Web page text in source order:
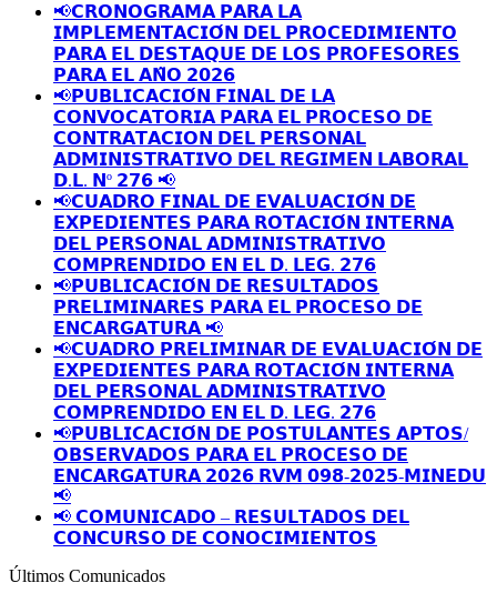
📢𝗖𝗥𝗢𝗡𝗢𝗚𝗥𝗔𝗠𝗔 𝗣𝗔𝗥𝗔 𝗟𝗔
𝗜𝗠𝗣𝗟𝗘𝗠𝗘𝗡𝗧𝗔𝗖𝗜𝗢́𝗡 𝗗𝗘𝗟 𝗣𝗥𝗢𝗖𝗘𝗗𝗜𝗠𝗜𝗘𝗡𝗧𝗢
𝗣𝗔𝗥𝗔 𝗘𝗟 𝗗𝗘𝗦𝗧𝗔𝗤𝗨𝗘 𝗗𝗘 𝗟𝗢𝗦 𝗣𝗥𝗢𝗙𝗘𝗦𝗢𝗥𝗘𝗦
𝗣𝗔𝗥𝗔 𝗘𝗟 𝗔𝗡̃𝗢 𝟮𝟬𝟮𝟲
📢𝗣𝗨𝗕𝗟𝗜𝗖𝗔𝗖𝗜𝗢́𝗡 𝗙𝗜𝗡𝗔𝗟 𝗗𝗘 𝗟𝗔
𝗖𝗢𝗡𝗩𝗢𝗖𝗔𝗧𝗢𝗥𝗜𝗔 𝗣𝗔𝗥𝗔 𝗘𝗟 𝗣𝗥𝗢𝗖𝗘𝗦𝗢 𝗗𝗘
𝗖𝗢𝗡𝗧𝗥𝗔𝗧𝗔𝗖𝗜𝗢𝗡 𝗗𝗘𝗟 𝗣𝗘𝗥𝗦𝗢𝗡𝗔𝗟
𝗔𝗗𝗠𝗜𝗡𝗜𝗦𝗧𝗥𝗔𝗧𝗜𝗩𝗢 𝗗𝗘𝗟 𝗥𝗘𝗚𝗜𝗠𝗘𝗡 𝗟𝗔𝗕𝗢𝗥𝗔𝗟
𝗗.𝗟. 𝗡º 𝟮𝟳𝟲 📢
📢𝗖𝗨𝗔𝗗𝗥𝗢 𝗙𝗜𝗡𝗔𝗟 𝗗𝗘 𝗘𝗩𝗔𝗟𝗨𝗔𝗖𝗜𝗢́𝗡 𝗗𝗘
𝗘𝗫𝗣𝗘𝗗𝗜𝗘𝗡𝗧𝗘𝗦 𝗣𝗔𝗥𝗔 𝗥𝗢𝗧𝗔𝗖𝗜𝗢́𝗡 𝗜𝗡𝗧𝗘𝗥𝗡𝗔
𝗗𝗘𝗟 𝗣𝗘𝗥𝗦𝗢𝗡𝗔𝗟 𝗔𝗗𝗠𝗜𝗡𝗜𝗦𝗧𝗥𝗔𝗧𝗜𝗩𝗢
𝗖𝗢𝗠𝗣𝗥𝗘𝗡𝗗𝗜𝗗𝗢 𝗘𝗡 𝗘𝗟 𝗗. 𝗟𝗘𝗚. 𝟮𝟳𝟲
📢𝗣𝗨𝗕𝗟𝗜𝗖𝗔𝗖𝗜𝗢́𝗡 𝗗𝗘 𝗥𝗘𝗦𝗨𝗟𝗧𝗔𝗗𝗢𝗦
𝗣𝗥𝗘𝗟𝗜𝗠𝗜𝗡𝗔𝗥𝗘𝗦 𝗣𝗔𝗥𝗔 𝗘𝗟 𝗣𝗥𝗢𝗖𝗘𝗦𝗢 𝗗𝗘
𝗘𝗡𝗖𝗔𝗥𝗚𝗔𝗧𝗨𝗥𝗔 📢
📢𝗖𝗨𝗔𝗗𝗥𝗢 𝗣𝗥𝗘𝗟𝗜𝗠𝗜𝗡𝗔𝗥 𝗗𝗘 𝗘𝗩𝗔𝗟𝗨𝗔𝗖𝗜𝗢́𝗡 𝗗𝗘
𝗘𝗫𝗣𝗘𝗗𝗜𝗘𝗡𝗧𝗘𝗦 𝗣𝗔𝗥𝗔 𝗥𝗢𝗧𝗔𝗖𝗜𝗢́𝗡 𝗜𝗡𝗧𝗘𝗥𝗡𝗔
𝗗𝗘𝗟 𝗣𝗘𝗥𝗦𝗢𝗡𝗔𝗟 𝗔𝗗𝗠𝗜𝗡𝗜𝗦𝗧𝗥𝗔𝗧𝗜𝗩𝗢
𝗖𝗢𝗠𝗣𝗥𝗘𝗡𝗗𝗜𝗗𝗢 𝗘𝗡 𝗘𝗟 𝗗. 𝗟𝗘𝗚. 𝟮𝟳𝟲
📢𝗣𝗨𝗕𝗟𝗜𝗖𝗔𝗖𝗜𝗢́𝗡 𝗗𝗘 𝗣𝗢𝗦𝗧𝗨𝗟𝗔𝗡𝗧𝗘𝗦 𝗔𝗣𝗧𝗢𝗦/
𝗢𝗕𝗦𝗘𝗥𝗩𝗔𝗗𝗢𝗦 𝗣𝗔𝗥𝗔 𝗘𝗟 𝗣𝗥𝗢𝗖𝗘𝗦𝗢 𝗗𝗘
𝗘𝗡𝗖𝗔𝗥𝗚𝗔𝗧𝗨𝗥𝗔 𝟮𝟬𝟮𝟲 𝗥𝗩𝗠 𝟬𝟵𝟴-𝟮𝟬𝟮𝟱-𝗠𝗜𝗡𝗘𝗗𝗨
📢
📢 𝗖𝗢𝗠𝗨𝗡𝗜𝗖𝗔𝗗𝗢 – 𝗥𝗘𝗦𝗨𝗟𝗧𝗔𝗗𝗢𝗦 𝗗𝗘𝗟
𝗖𝗢𝗡𝗖𝗨𝗥𝗦𝗢 𝗗𝗘 𝗖𝗢𝗡𝗢𝗖𝗜𝗠𝗜𝗘𝗡𝗧𝗢𝗦
Últimos Comunicados